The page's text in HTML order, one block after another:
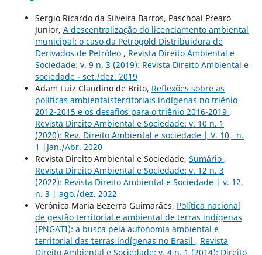
Sergio Ricardo da Silveira Barros, Paschoal Prearo
Junior, A descentralização do licenciamento ambiental
municipal: o caso da Petrogold Distribuidora de
Derivados de Petróleo , Revista Direito Ambiental e
Sociedade: v. 9 n. 3 (2019): Revista Direito Ambiental e
sociedade - set./dez. 2019
Adam Luiz Claudino de Brito, Reflexões sobre as
políticas ambientaisterritoriais indígenas no triênio
2012-2015 e os desafios para o triênio 2016-2019 ,
Revista Direito Ambiental e Sociedade: v. 10 n. 1
(2020): Rev. Direito Ambiental e sociedade | V. 10, n.
1 |Jan./Abr. 2020
Revista Direito Ambiental e Sociedade, Sumário ,
Revista Direito Ambiental e Sociedade: v. 12 n. 3
(2022): Revista Direito Ambiental e Sociedade | v. 12,
n. 3 | ago./dez. 2022
Verônica Maria Bezerra Guimarães, Política nacional
de gestão territorial e ambiental de terras indígenas
(PNGATI): a busca pela autonomia ambiental e
territorial das terras indígenas no Brasil , Revista
Direito Ambiental e Sociedade: v. 4 n. 1 (2014): Direito